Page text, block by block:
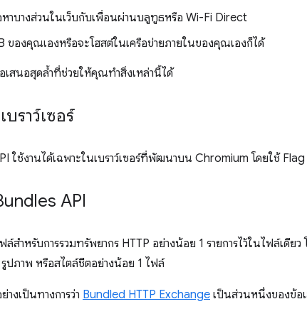
หาบางส่วนในเว็บกับเพื่อนผ่านบลูทูธหรือ Wi-Fi Direct
ของคุณเองหรือจะโฮสต์ในเครือข่ายภายในของคุณเองก็ได้
สนอสุดล้ำที่ช่วยให้คุณทำสิ่งเหล่านี้ได้
ราว์เซอร์
ใช้งานได้เฉพาะในเบราว์เซอร์ที่พัฒนาบน Chromium โดยใช้
API
ำหรับการรวมทรัพยากร HTTP อย่างน้อย 1 รายการไว้ในไฟล์เดีย
ปภาพ หรือสไตล์ชีตอย่างน้อย 1 ไฟล์
งเป็นทางการว่า Bundled HTTP Exchange เป็นส่วนหนึ่งของข้อ